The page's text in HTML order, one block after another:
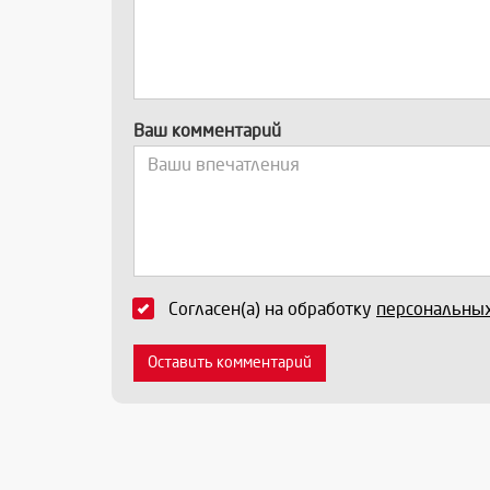
Ваш комментарий
Согласен(а) на обработку
Оставить комментарий